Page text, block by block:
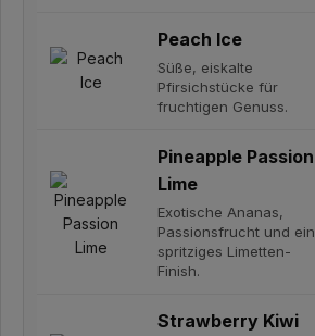
Peach Ice
Süße, eiskalte
Pfirsichstücke für
fruchtigen Genuss.
Pineapple Passion
Lime
Exotische Ananas,
Passionsfrucht und ein
spritziges Limetten-
Finish.
Strawberry Kiwi